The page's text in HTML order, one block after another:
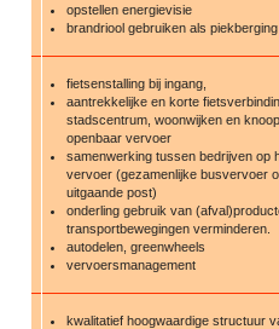
opstellen energievisie
brandriool gebruiken als
fietsenstalling bij ingang,
aantrekkelijke en korte
stadscentrum, woonwijken en
openbaar vervoer
samenwerking tussen bedrijven op
vervoer (gezamenlijke busvervoer
uitgaande post)
onderling gebruik van
transportbewegingen verminderen.
autodelen, greenwheels
vervoersmanagement
kwalitatief hoogwaardige structuur